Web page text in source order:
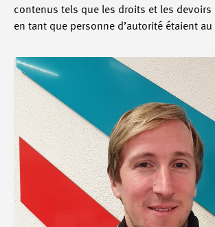
contenus tels que les droits et les devoirs
en tant que personne d’autorité étaient au